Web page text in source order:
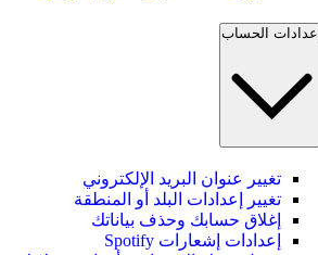
إعدادات الحساب
تغيير عنوان البريد الإلكتروني
تغيير إعدادات البلد أو المنطقة
إغلاق حسابك وحذف بياناتك
إعدادات إشعارات Spotify